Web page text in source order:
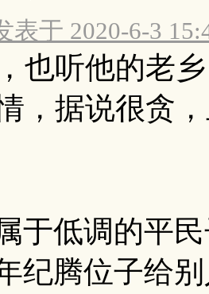
表于 2020-6-3
也听他的老
，据说很贪
于低调的平
纪腾位子给